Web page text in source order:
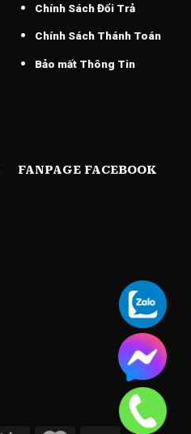
Chính Sách Đổi Trả
Chính Sách Thánh Toán
Bảo mất Thông Tin
FANPAGE FACEBOOK